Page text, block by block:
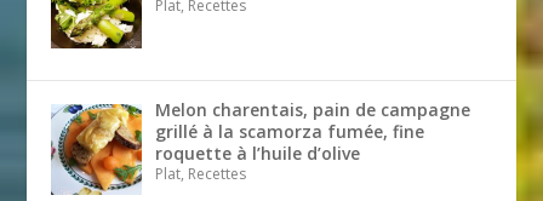
Plat, Recettes
Melon charentais, pain de campagne
grillé à la scamorza fumée, fine
roquette à l’huile d’olive
Plat, Recettes